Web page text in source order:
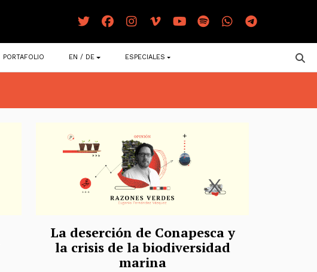
PORTAFOLIO EN / DE ESPECIALES
La deserción de Conapesca y
la crisis de la biodiversidad
marina